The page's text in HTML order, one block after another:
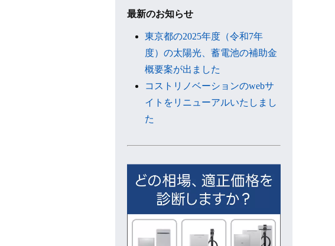
ブ
最新のお知らせ
東京都の2025年度（令和7年
度）の太陽光、蓄電池の補助金
概要案が出ました
コストリノベーションのwebサ
イトをリニューアルいたしまし
た